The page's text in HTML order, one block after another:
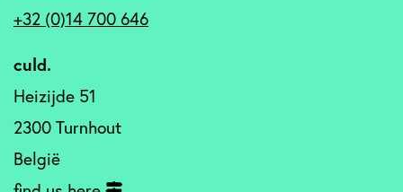
+32 (0)14 700 646
culd.
Heizijde 51
2300 Turnhout
België